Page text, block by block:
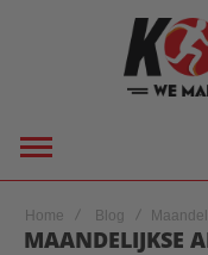
Home Blog
MAANDELIJKSE